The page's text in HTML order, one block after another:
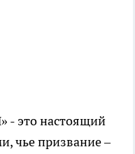
это настоящий
чье призвание –